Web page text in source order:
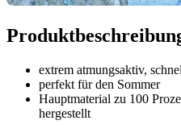
extrem atmungsaktiv,
perfekt für den Sommer
Hauptmaterial zu 100
hergestellt